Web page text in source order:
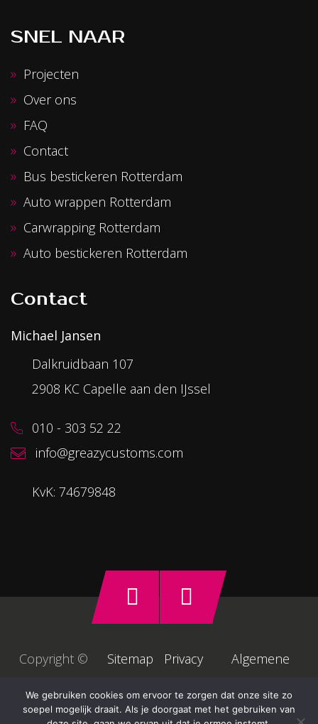
SNEL NAAR
Projecten
Over ons
FAQ
Contact
Bus bestickeren Rotterdam
Auto wrappen Rotterdam
Carwrapping Rotterdam
Auto bestickeren Rotterdam
Contact
Michael Jansen
Dalkruidbaan 107
2908 KC Capelle aan den IJssel
010 - 303 52 22
info@greazycustoms.com
KvK: 74679848
Copyright ©
Sitemap Privacy
Algemene
We gebruiken cookies om ervoor te zorgen dat onze site zo
soepel mogelijk draait. Als je doorgaat met het gebruiken van